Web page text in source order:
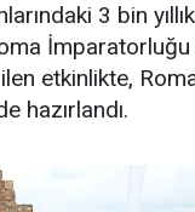
3 bin
etkinlikte,
hazırlandı.